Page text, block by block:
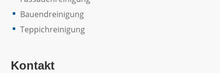
Bauendreinigung
Teppichreinigung
Kontakt